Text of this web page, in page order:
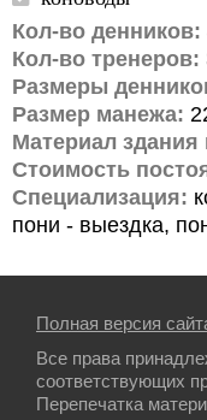
Кол-во денников:
Кол-во тренеров:
Размеры
Размер манежа:
Материал
Стоимость
Специализация:
пони - выездка,
Полная версия
Все права
соответствующих
Перепечатка